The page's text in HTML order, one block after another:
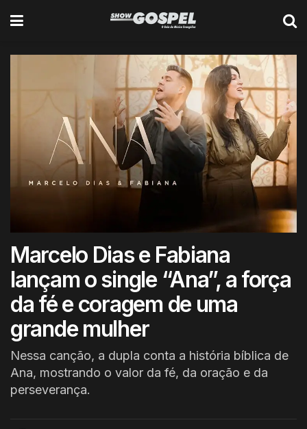
Marcelo Dias e Fabiana
lançam o single “Ana”, a força
da fé e coragem de uma
grande mulher
Nessa canção, a dupla conta a história bíblica de
Ana, mostrando o valor da fé, da oração e da
perseverança.